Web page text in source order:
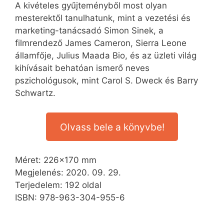
A kivételes gyűjteményből most olyan
mesterektől tanulhatunk, mint a vezetési és
marketing-tanácsadó Simon Sinek, a
filmrendező James Cameron, Sierra Leone
államfője, Julius Maada Bio, és az üzleti világ
kihívásait behatóan ismerő neves
pszichológusok, mint Carol S. Dweck és Barry
Schwartz.
Olvass bele a könyvbe!
Méret: 226×170 mm
Megjelenés: 2020. 09. 29.
Terjedelem: 192 oldal
ISBN: 978-963-304-955-6